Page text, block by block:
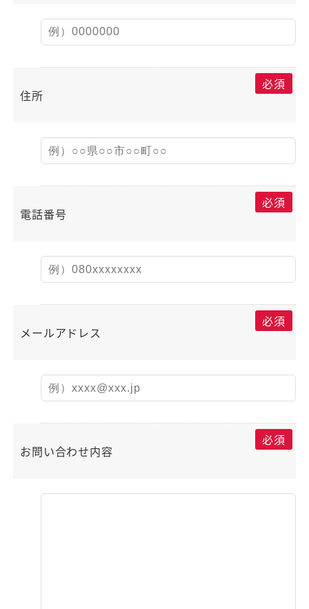
住所
必須
電話番号
必須
メールアドレス
必須
お問い合わせ内容
必須